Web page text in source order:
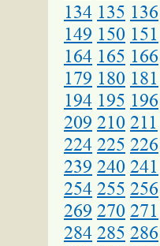
134 135 136
149 150 151
164 165 166
179 180 181
194 195 196
209 210 211
224 225 226
239 240 241
254 255 256
269 270 271
284 285 286